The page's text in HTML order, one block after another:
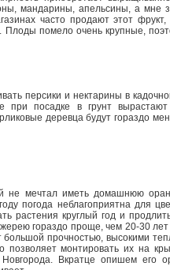
мандарины, апельсины, а мне
часто продают этот
помело очень крупные,
персики и нектарины в
при посадке в грунт
деревца будут гораздо
не мечтал иметь домашнюю
погода неблагоприятна для
растения круглый год и
гораздо проще, чем 20-30
большой прочностью, высокими
позволяет монтировать их на
Вкратце опишем его